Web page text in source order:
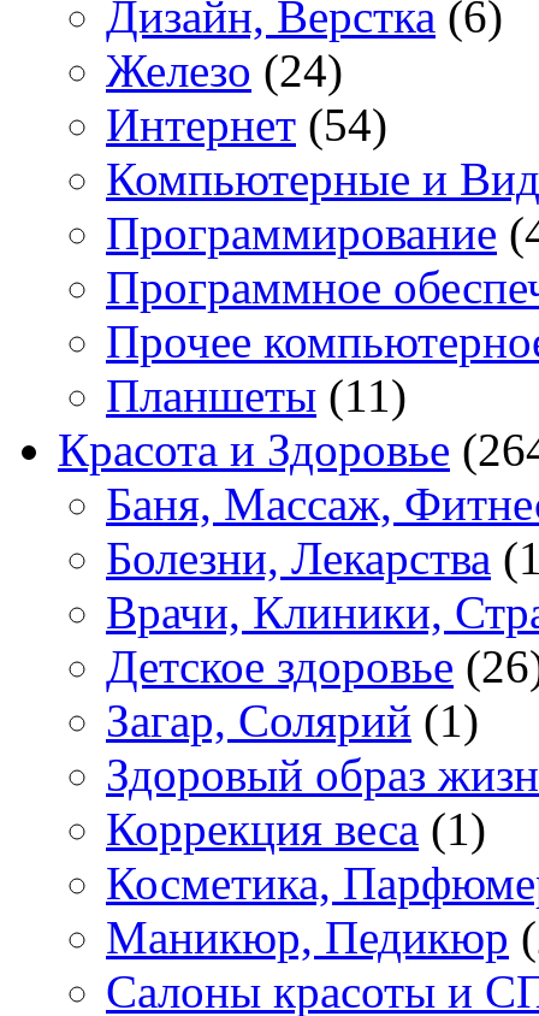
Дизайн, Верстка (6)
Железо (24)
Интернет (54)
Компьютерные и
Программирование
Программное
Прочее
Планшеты (11)
Красота и Здоровье
Баня, Массаж,
Болезни, Лекарства
Врачи, Клиники,
Детское здоровье
Загар, Солярий (1)
Здоровый образ
Коррекция веса (1)
Косметика,
Маникюр, Педикюр
Салоны красоты и